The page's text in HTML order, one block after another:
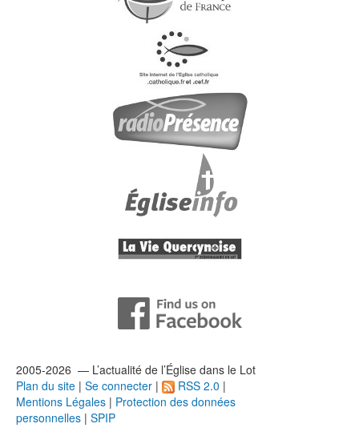
2005-2026 — L’actualité de l’Église dans le Lot
Plan du site | Se connecter | RSS 2.0 |
Mentions Légales | Protection des données
personnelles | SPIP